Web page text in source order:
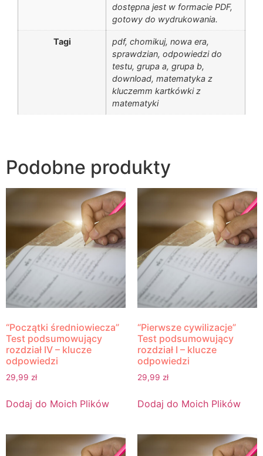
dostępna jest w formacie PDF,
gotowy do wydrukowania.
Tagi
pdf, chomikuj, nowa era,
sprawdzian, odpowiedzi do
testu, grupa a, grupa b,
download, matematyka z
kluczemm kartkówki z
matematyki
Podobne produkty
“Początki średniowiecza”
Test podsumowujący
rozdział IV – klucze
odpowiedzi
29,99 zł
Dodaj do Moich Plików
“Pierwsze cywilizacje”
Test podsumowujący
rozdział I – klucze
odpowiedzi
29,99 zł
Dodaj do Moich Plików